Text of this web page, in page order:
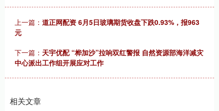
上一篇： 道正网配资 6月5日玻璃期货收盘下跌0.93%，报963
元
下一篇： 天宇优配 “桦加沙”拉响双红警报 自然资源部海洋减灾
中心派出工作组开展应对工作
相关文章